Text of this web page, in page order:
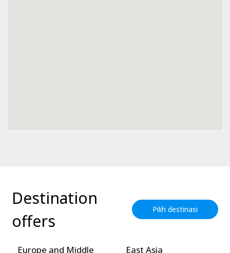
Destination
offers
Pilih destinasi
Europe and Middle
East Asia